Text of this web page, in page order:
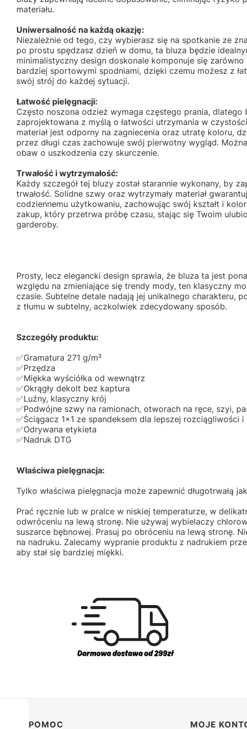
materiału.
Uniwersalność na każdą okazję:
Niezależnie od tego, czy wybierasz się na spotkanie ze
po prostu spędzasz dzień w domu, ta bluza będzie
minimalistyczny design doskonale komponuje się zarówno
bardziej sportowymi spodniami, dzięki czemu możesz z
swój strój do każdej sytuacji.
Łatwość pielęgnacji:
Często noszona odzież wymaga częstego prania, dlatego
zaprojektowana z myślą o łatwości utrzymania w
materiał jest odporny na zagniecenia oraz utratę koloru,
przez długi czas zachowuje swój pierwotny wygląd.
obaw o uszkodzenia czy skurczenie.
Trwałość i wytrzymałość:
Każdy szczegół tej bluzy został starannie wykonany, by
trwałość. Solidne szwy oraz wytrzymały materiał
codziennemu użytkowaniu, zachowując swój kształt i
zakup, który przetrwa próbę czasu, stając się Twoim
garderoby.
Prosty, lecz elegancki design sprawia, że bluza ta jest
względu na zmieniające się trendy mody, ten klasyczny
czasie. Subtelne detale nadają jej unikalnego charakteru,
z tłumu w subtelny, aczkolwiek zdecydowany sposób.
Szczegóły produktu:
✅️Gramatura 271 g/m²
✅️Przędza
✅️Miękka wyściółka od wewnątrz
✅️Okrągły dekolt bez kaptura
✅️Luźny, klasyczny krój
✅️Podwójne szwy na ramionach, otworach na ręce, szyi,
✅️Ściągacz 1x1 ze spandeksem dla lepszej rozciągliwości i
✅️Odrywana etykieta
✅️Nadruk DTG
Właściwa pielęgnacja:
Tylko właściwa pielęgnacja może zapewnić długotrwałą
Prać ręcznie lub w pralce w niskiej temperaturze, w
odwróceniu na lewą stronę. Nie używaj wybielaczy
suszarce bębnowej. Prasuj po obróceniu na lewą stronę.
na nadruku. Zalecamy wypranie produktu z nadrukiem
aby stał się bardziej miękki.
Linki w stopce
POMOC MOJE